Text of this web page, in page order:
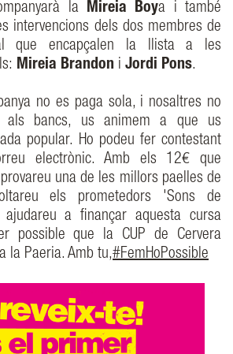
la Mireia Boya i també
intervencions dels dos membres de
que encapçalen la llista a les
Mireia Brandon i Jordi Pons.
no es paga sola, i nosaltres no
als bancs, us animem a que us
popular. Ho podeu fer contestant
electrònic. Amb els 12€ que
una de les millors paelles de
els prometedors 'Sons de
a finançar aquesta cursa
possible que la CUP de Cervera
la Paeria. Amb tu,#FemHoPossible